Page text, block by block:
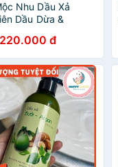
Nhu Dầu Xả
Dầu Dừa &
220.000 đ